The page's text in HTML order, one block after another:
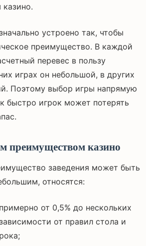
устроено так, чтобы
преимущество. В каждой
перевес в пользу
играх он небольшой, в других
Поэтому выбор игры напрямую
быстро игрок может потерять
преимуществом казино
заведения может быть
относятся:
от 0,5% до нескольких
от правил стола и